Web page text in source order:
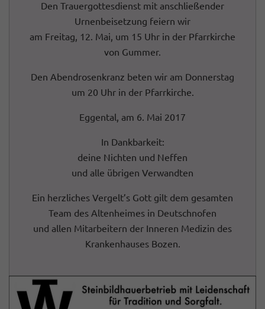
Den Trauergottesdienst mit anschließender
Urnenbeisetzung feiern wir
am Freitag, 12. Mai, um 15 Uhr in der Pfarrkirche
von Gummer.
Den Abendrosenkranz beten wir am Donnerstag
um 20 Uhr in der Pfarrkirche.
Eggental, am 6. Mai 2017
In Dankbarkeit:
deine Nichten und Neffen
und alle übrigen Verwandten
Ein herzliches Vergelt’s Gott gilt dem gesamten
Team des Altenheimes in Deutschnofen
und allen Mitarbeitern der Inneren Medizin des
Krankenhauses Bozen.